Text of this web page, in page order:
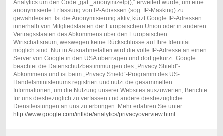
Analytics um den Code „gat._anonymizeIp();“ erweitert wurde, um eine
anonymisierte Erfassung von IP-Adressen (sog. IP-Masking) zu
gewährleisten. Ist die Anonymisierung aktiv, kürzt Google IP-Adressen
innerhalb von Mitgliedstaaten der Europäischen Union oder in anderen
Vertragsstaaten des Abkommens über den Europäischen
Wirtschaftsraum, weswegen keine Rückschlüsse auf Ihre Identität
möglich sind. Nur in Ausnahmefällen wird die volle IP-Adresse an einen
Server von Google in den USA übertragen und dort gekürzt. Google
beachtet die Datenschutzbestimmungen des „Privacy Shield“-
Abkommens und ist beim „Privacy Shield“-Programm des US-
Handelsministeriums registriert und nutzt die gesammelten
Informationen, um die Nutzung unserer Websites auszuwerten, Berichte
für uns diesbezüglich zu verfassen und andere diesbezügliche
Dienstleistungen an uns zu erbringen. Mehr erfahren Sie unter
http://www.google.com/intl/de/analytics/privacyoverview.html